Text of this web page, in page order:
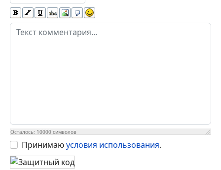
Осталось: 10000 символов
Принимаюусловия использования.